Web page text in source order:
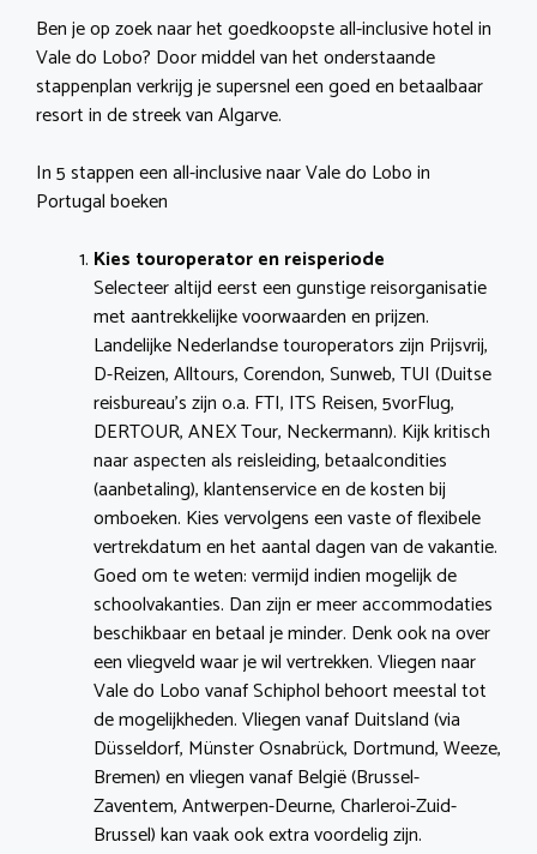
Ben je op zoek naar het goedkoopste all-inclusive hotel in
Vale do Lobo? Door middel van het onderstaande
stappenplan verkrijg je supersnel een goed en betaalbaar
resort in de streek van Algarve.
In 5 stappen een all-inclusive naar Vale do Lobo in
Portugal boeken
Kies touroperator en reisperiode
Selecteer altijd eerst een gunstige reisorganisatie
met aantrekkelijke voorwaarden en prijzen.
Landelijke Nederlandse touroperators zijn Prijsvrij,
D-Reizen, Alltours, Corendon, Sunweb, TUI (Duitse
reisbureau’s zijn o.a. FTI, ITS Reisen, 5vorFlug,
DERTOUR, ANEX Tour, Neckermann). Kijk kritisch
naar aspecten als reisleiding, betaalcondities
(aanbetaling), klantenservice en de kosten bij
omboeken. Kies vervolgens een vaste of flexibele
vertrekdatum en het aantal dagen van de vakantie.
Goed om te weten: vermijd indien mogelijk de
schoolvakanties. Dan zijn er meer accommodaties
beschikbaar en betaal je minder. Denk ook na over
een vliegveld waar je wil vertrekken. Vliegen naar
Vale do Lobo vanaf Schiphol behoort meestal tot
de mogelijkheden. Vliegen vanaf Duitsland (via
Düsseldorf, Münster Osnabrück, Dortmund, Weeze,
Bremen) en vliegen vanaf België (Brussel-
Zaventem, Antwerpen-Deurne, Charleroi-Zuid-
Brussel) kan vaak ook extra voordelig zijn.